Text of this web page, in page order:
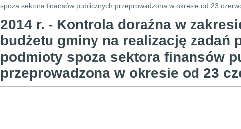
spoza sektora finansów publicznych przeprowadzona w okresie od 23
2014 r. - Kontrola doraźna w
budżetu gminy na realizację zadań
podmioty spoza sektora finansów
przeprowadzona w okresie od 23